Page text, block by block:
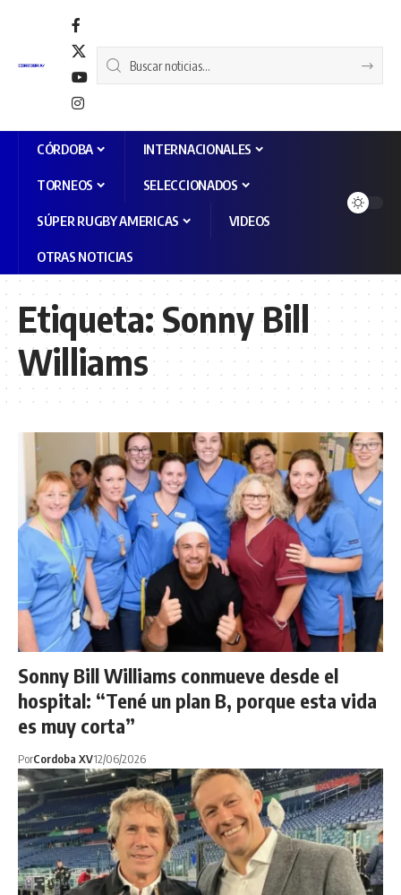
CÓRDOBA INTERNACIONALES
TORNEOS SELECCIONADOS
SÚPER RUGBY AMERICAS VIDEOS
OTRAS NOTICIAS
Etiqueta:Sonny Bill
Williams
Sonny Bill Williams conmueve desde el
hospital: “Tené un plan B, porque esta vida
es muy corta”
PorCordoba XV12/06/2026